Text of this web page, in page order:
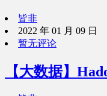
皆非
2022 年 01 月 09 日
暂无评论
【大数据】